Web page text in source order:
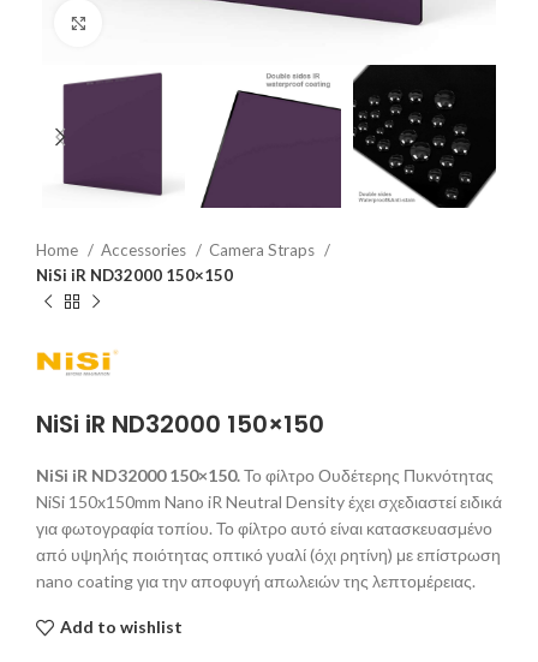
Home Accessories
Camera Straps
NiSi iR ND32000 150×150
NiSi iR ND32000 150×150
NiSi iR ND32000 150×150.Το φίλτρο Ουδέτερης Πυκνότητας
NiSi 150x150mm Nano iR Neutral Density έχει σχεδιαστεί ειδικά
για φωτογραφία τοπίου. Το φίλτρο αυτό είναι κατασκευασμένο
από υψηλής ποιότητας οπτικό γυαλί (όχι ρητίνη) με επίστρωση
nano coating για την αποφυγή απωλειών της λεπτομέρειας.
Add to wishlist